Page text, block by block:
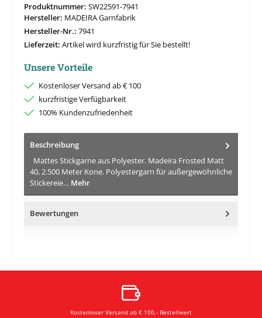
Produktnummer: SW22591-7941
Hersteller: MADEIRA Garnfabrik
Hersteller-Nr.: 7941
Lieferzeit: Artikel wird kurzfristig für Sie bestellt!
Unsere Vorteile
Kostenloser Versand ab € 100
kurzfristige Verfügbarkeit
100% Kundenzufriedenheit
Beschreibung
Mattes Stickgarne aus Polyester. Madeira Frosted Matt
40, 2.500 Meter Kone. Polyestergarn für außergewöhnliche
Stickereie… Mehr
Bewertungen
Kostenloser Versand ab € 100,- Bestellwert